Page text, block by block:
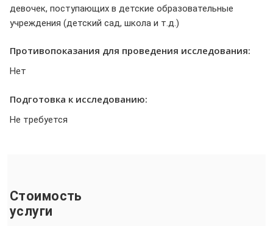
девочек, поступающих в детские образовательные
учреждения (детский сад, школа и т.д.)
Противопоказания для проведения исследования:
Нет
Подготовка к исследованию:
Не требуется
Стоимость
услуги